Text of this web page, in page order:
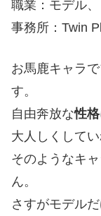
職業：モデル
事務所：Twin
お馬鹿キャラ
す。
自由奔放な性格
大人しくして
そのようなキ
ん。
さすがモデルだ